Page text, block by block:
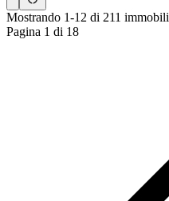
Mostrando 1-12 di 211 immobili
Pagina 1 di 18